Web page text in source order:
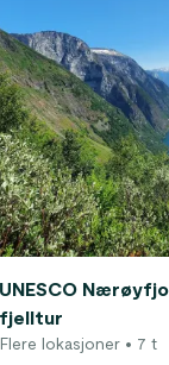
UNESCO
fjelltur
Flere lokasjoner • 7 t